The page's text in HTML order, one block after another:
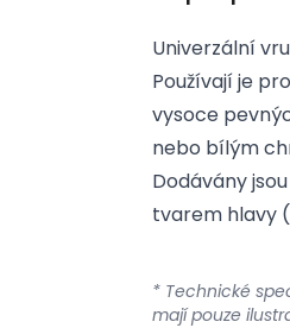
Univerzální
Používají je
vysoce
nebo bílým
Dodávány
tvarem hlavy
* Technické
mají pouze